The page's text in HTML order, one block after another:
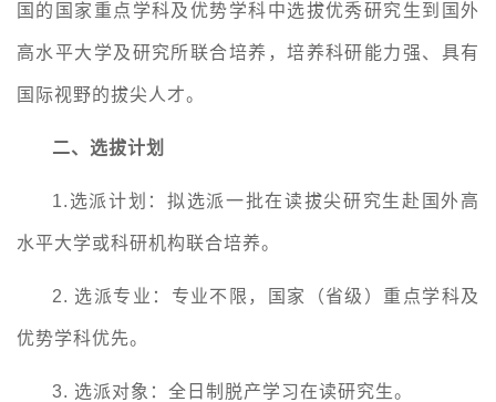
国的国家重点学科及优势学科中选拔优秀研究生到国外
高水平大学及研究所联合培养，培养科研能力强、具有
国际视野的拔尖人才。
二、选拔计划
1. 选派计划：拟选派一批在读拔尖研究生赴国外高
水平大学或科研机构联合培养。
2. 选派专业：专业不限，国家（省级）重点学科及
优势学科优先。
3. 选派对象：全日制脱产学习在读研究生。